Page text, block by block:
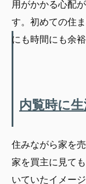
用がかかる心配
す。初めての住
にも時間にも余
内覧時に
住みながら家を
家を買主に見て
いていたイメー